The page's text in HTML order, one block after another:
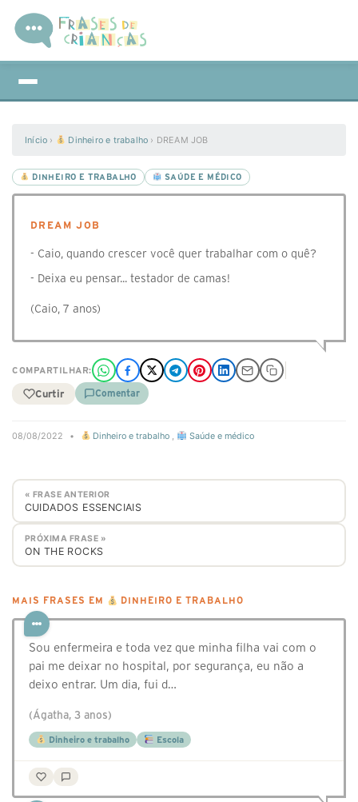
Início › Dinheiro e trabalho › DREAM JOB
DINHEIRO E TRABALHO SAÚDE E MÉDICO
DREAM JOB
- Caio, quando crescer você quer trabalhar com o quê?
- Deixa eu pensar... testador de camas!
(Caio, 7 anos)
COMPARTILHAR:
Curtir Comentar
08/08/2022 • Dinheiro e trabalho , Saúde e médico
« FRASE ANTERIOR
CUIDADOS ESSENCIAIS
PRÓXIMA FRASE »
ON THE ROCKS
MAIS FRASES EM DINHEIRO E TRABALHO
Sou enfermeira e toda vez que minha filha vai com o
pai me deixar no hospital, por segurança, eu não a
deixo entrar. Um dia, fui d…
(Ágatha, 3 anos)
Dinheiro e trabalho Escola